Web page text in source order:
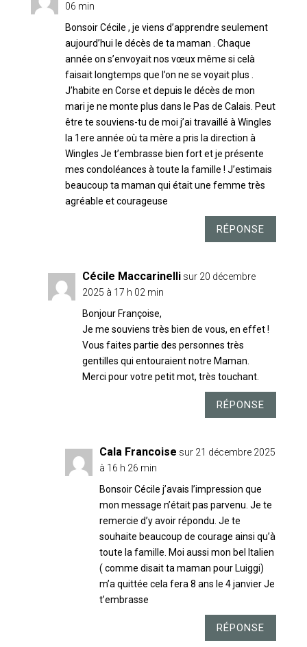
06 min
Bonsoir Cécile , je viens d’apprendre seulement
aujourd’hui le décès de ta maman . Chaque
année on s’envoyait nos vœux même si celà
faisait longtemps que l’on ne se voyait plus .
J’habite en Corse et depuis le décès de mon
mari je ne monte plus dans le Pas de Calais. Peut
être te souviens-tu de moi j’ai travaillé à Wingles
la 1ere année où ta mère a pris la direction à
Wingles Je t’embrasse bien fort et je présente
mes condoléances à toute la famille ! J’estimais
beaucoup ta maman qui était une femme très
agréable et courageuse
RÉPONSE
Cécile Maccarinelli sur 20 décembre
2025 à 17 h 02 min
Bonjour Françoise,
Je me souviens très bien de vous, en effet !
Vous faites partie des personnes très
gentilles qui entouraient notre Maman.
Merci pour votre petit mot, très touchant.
RÉPONSE
Cala Francoise sur 21 décembre 2025
à 16 h 26 min
Bonsoir Cécile j’avais l’impression que
mon message n’était pas parvenu. Je te
remercie d’y avoir répondu. Je te
souhaite beaucoup de courage ainsi qu’à
toute la famille. Moi aussi mon bel Italien
( comme disait ta maman pour Luiggi)
m’a quittée cela fera 8 ans le 4 janvier Je
t’embrasse
RÉPONSE